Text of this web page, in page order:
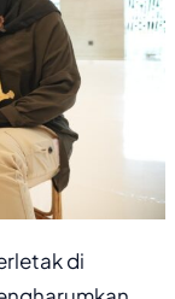
di